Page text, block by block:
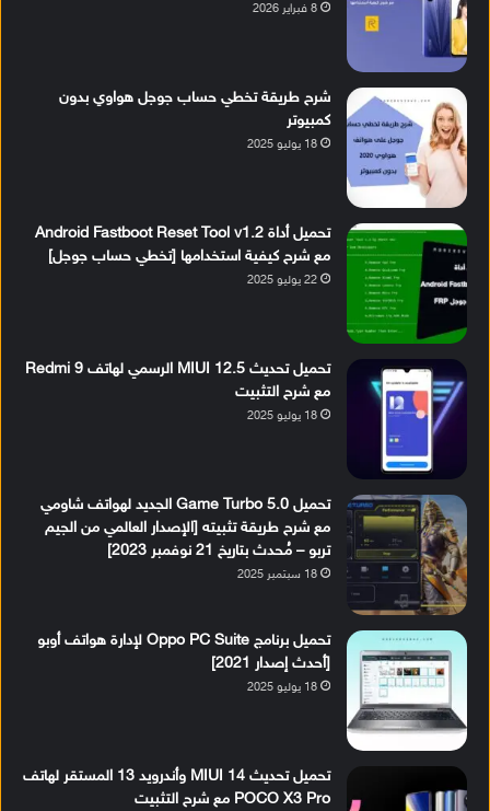
8 فبراير 2026
شرح طريقة تخطي حساب جوجل هواوي بدون
كمبيوتر
18 يوليو 2025
تحميل أداة Android Fastboot Reset Tool v1.2
مع شرح كيفية استخدامها [تخطي حساب جوجل]
22 يوليو 2025
تحميل تحديث MIUI 12.5 الرسمي لهاتف Redmi 9
مع شرح التثبيت
18 يوليو 2025
تحميل Game Turbo 5.0 الجديد لهواتف شاومي
مع شرح طريقة تثبيته [الإصدار العالمي من الجيم
تربو – مُحدث بتاريخ 21 نوفمبر 2023]
18 سبتمبر 2025
تحميل برنامج Oppo PC Suite لإدارة هواتف أوبو
[أحدث إصدار 2021]
18 يوليو 2025
تحميل تحديث MIUI 14 وأندرويد 13 المستقر لهاتف
POCO X3 Pro مع شرح التثبيت